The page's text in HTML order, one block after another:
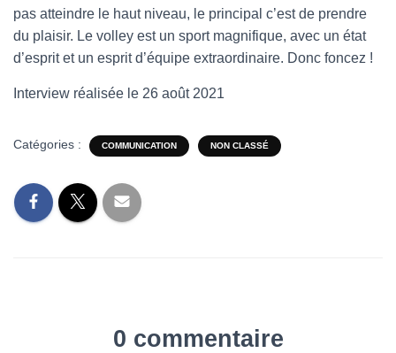
pas atteindre le haut niveau, le principal c’est de prendre
du plaisir. Le volley est un sport magnifique, avec un état
d’esprit et un esprit d’équipe extraordinaire. Donc foncez !
Interview réalisée le 26 août 2021
Catégories : COMMUNICATION NON CLASSÉ
0 commentaire